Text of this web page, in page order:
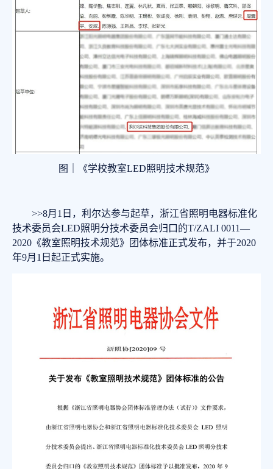
图｜《学校教室LED照明技术规范》
>>8月1日，利尔达参与起草，浙江省照明电器标准化
技术委员会LED照明分技术委员会归口的T/ZALI 0011—
2020《教室照明技术规范》团体标准正式发布，并于2020
年9月1日起正式实施。